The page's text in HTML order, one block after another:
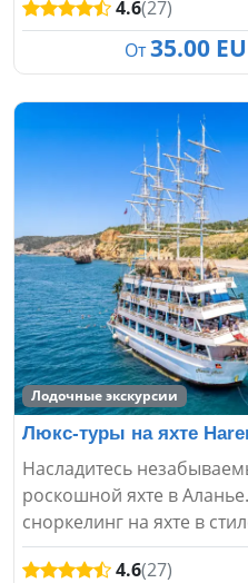
4.6(27)
От 35.00
Лодочные экскурсии
Люкс-туры на яхте
Насладитесь
роскошной яхте в
сноркелинг на яхте в
4.6(27)